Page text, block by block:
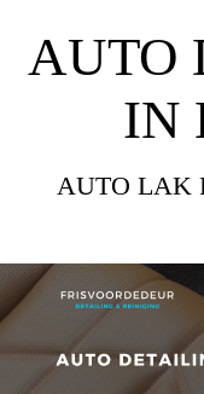
AUTO
IN
AUTO LAK